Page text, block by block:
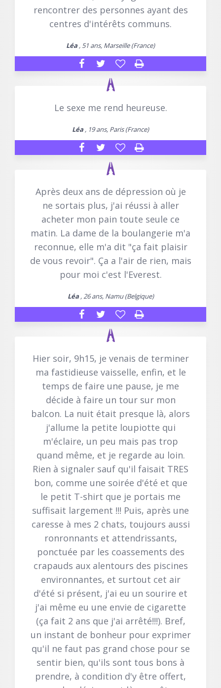
rencontrer des personnes ayant des
centres d'intérêts communs.
Léa , 51 ans, Marseille (France)
Le sexe me rend heureuse.
Léa , 19 ans, Paris (France)
Après deux ans de dépression où je
ne sortais plus, j'ai réussi à aller
acheter mon pain toute seule ce
matin. La dame de la boulangerie m'a
reconnue, elle m'a dit "ça fait plaisir
de vous revoir". Ça a l'air de rien, mais
pour moi c'est l'Everest.
Léa, 26 ans, Namu (Belgique)
Hier soir, 9h15, je venais de terminer
ma fastidieuse vaisselle, enfin, et le
temps de faire une pause, je me
décide à faire un tour sur mon
balcon. La nuit était presque là, alors
j'allume la petite loupiotte qui
m'éclaire, un peu mais pas trop
quand même, et je regarde au loin.
Rien à signaler sauf qu'il faisait TRES
bon, comme une soirée d'été et que
le petit T-shirt que je portais me
suffisait largement !!! Puis, après une
caresse à mes 2 chats, toujours aussi
ronronnants et attendrissants,
ponctuée par les coassements des
crapauds aux alentours des piscines
environnantes, et surtout cet air
d'été si présent, j'ai eu un sourire et
j'ai même eu une envie de cigarette
(ça fait 2 ans que j'ai arrêté!!!). Bref,
un instant de bonheur pour exprimer
qu'il ne faut pas grand chose pour se
sentir bien, qu'ils sont tous bons à
prendre, à condition d'y être offert,